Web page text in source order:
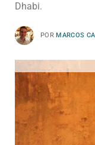
Dhabi.
POR MARCOS